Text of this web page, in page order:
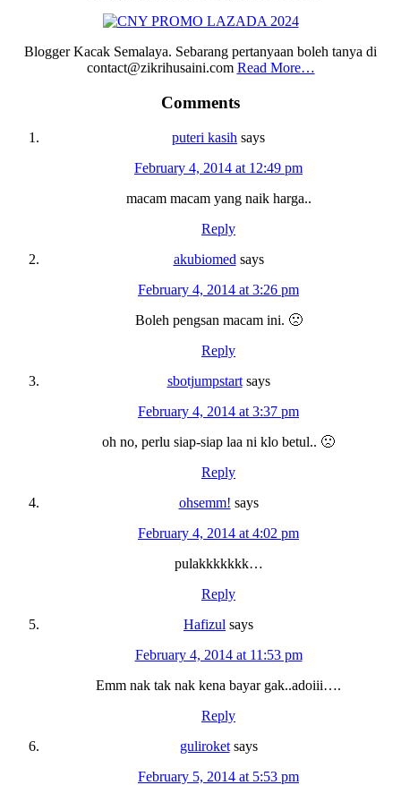
Blogger Kacak Semalaya. Sebarang pertanyaan boleh tanya di
contact@zikrihusaini.com Read More…
Comments
puteri kasih says
February 4, 2014 at 12:49 pm
macam macam yang naik harga..
Reply
akubiomed says
February 4, 2014 at 3:26 pm
Boleh pengsan macam ini. 🙁
Reply
sbotjumpstart says
February 4, 2014 at 3:37 pm
oh no, perlu siap-siap laa ni klo betul.. 🙁
Reply
ohsemm! says
February 4, 2014 at 4:02 pm
pulakkkkkkk…
Reply
Hafizul says
February 4, 2014 at 11:53 pm
Emm nak tak nak kena bayar gak..adoiii….
Reply
guliroket says
February 5, 2014 at 5:53 pm